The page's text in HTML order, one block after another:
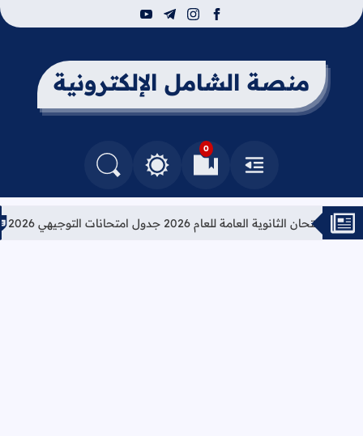
facebook
instagram
telegram
youtube
منصة الشامل الإلكترونية
القائمة
0
العلامات المرجعيةالتغيير بين الوضع النهاري والداكن
البحث في المدونة
العامة للعام 2026 جدول امتحانات التوجيهي 2026